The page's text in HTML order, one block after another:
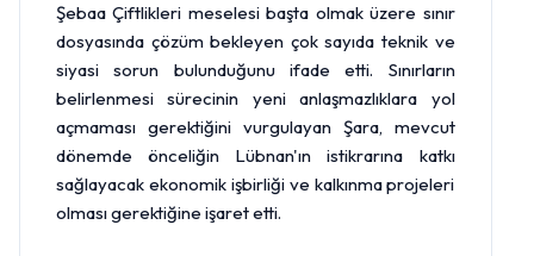
Şebaa Çiftlikleri meselesi başta olmak üzere sınır
dosyasında çözüm bekleyen çok sayıda teknik ve
siyasi sorun bulunduğunu ifade etti. Sınırların
belirlenmesi sürecinin yeni anlaşmazlıklara yol
açmaması gerektiğini vurgulayan Şara, mevcut
dönemde önceliğin Lübnan'ın istikrarına katkı
sağlayacak ekonomik işbirliği ve kalkınma projeleri
olması gerektiğine işaret etti.